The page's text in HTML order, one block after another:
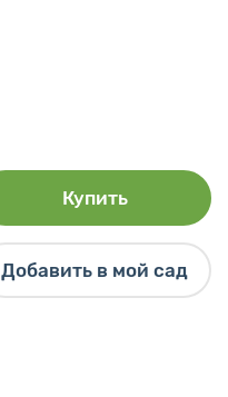
Купить
Добавить в мой сад